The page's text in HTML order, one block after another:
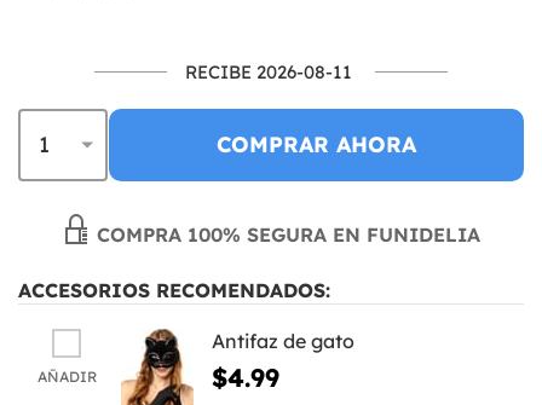
RECIBE 2026-08-11
COMPRAR AHORA
COMPRA 100% SEGURA EN FUNIDELIA
ACCESORIOS RECOMENDADOS:
AÑADIR
Antifaz de gato
$4.99